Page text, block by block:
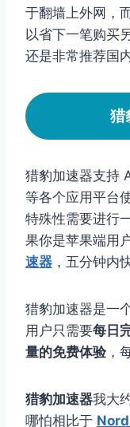
于翻墙上外网，
以省下一笔购买
还是非常推荐国
猎
猎豹加速器支持
等各个应用平台
特殊性需要进行
果你是苹果端用
速器 ，五分钟内
猎豹加速器是一
用户只需要每日
量的免费体验，
猎豹加速器我大
哪怕相比于